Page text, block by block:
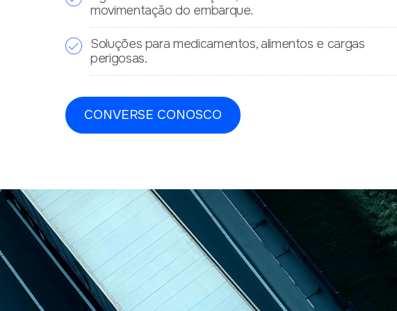
movimentação do embarque.
Soluções para medicamentos, alimentos e cargas
perigosas.
CONVERSE CONOSCO